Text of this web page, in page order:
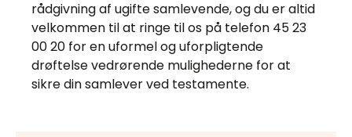
rådgivning af ugifte samlevende, og du er altid
velkommen til at ringe til os på telefon 45 23
00 20 for en uformel og uforpligtende
drøftelse vedrørende mulighederne for at
sikre din samlever ved testamente.